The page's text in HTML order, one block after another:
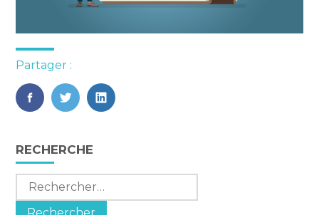
Partager :
FaceBook
TwitterLinkedIn
Blog
sidebar
RECHERCHE
Rechercher :